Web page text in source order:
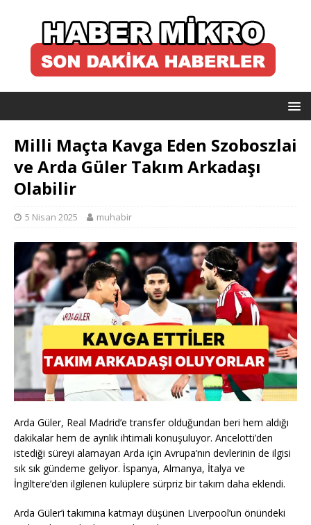
Milli Maçta Kavga Eden Szoboszlai
ve Arda Güler Takım Arkadaşı
Olabilir
5 Nisan 2025 muhabir
Arda Güler, Real Madrid’e transfer olduğundan beri hem aldığı
dakikalar hem de ayrılık ihtimali konuşuluyor. Ancelotti’den
istediği süreyi alamayan Arda için Avrupa’nın devlerinin de ilgisi
sık sık gündeme geliyor. İspanya, Almanya, İtalya ve
İngiltere’den ilgilenen kulüplere sürpriz bir takım daha eklendi.
Arda Güler’i takımına katmayı düşünen Liverpool’un önündeki